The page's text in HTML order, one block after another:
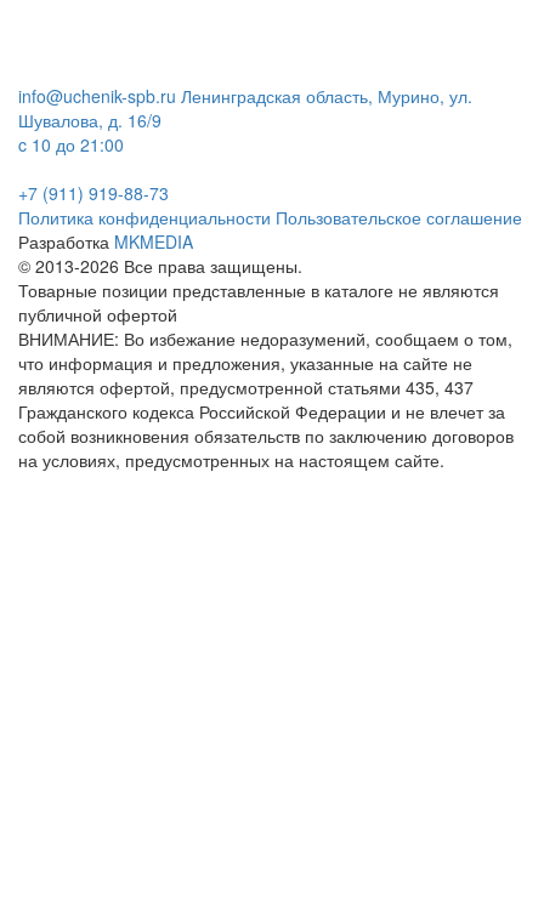
info@uchenik-spb.ru Ленинградская область, Мурино, ул.
Шувалова, д. 16/9
c 10 до 21:00
+7 (911) 919-88-73
Политика конфиденциальности Пользовательское соглашение
Разработка MKMEDIA
© 2013-2026 Все права защищены.
Товарные позиции представленные в каталоге не являются
публичной офертой
ВНИМАНИЕ: Во избежание недоразумений, сообщаем о том,
что информация и предложения, указанные на сайте не
являются офертой, предусмотренной статьями 435, 437
Гражданского кодекса Российской Федерации и не влечет за
собой возникновения обязательств по заключению договоров
на условиях, предусмотренных на настоящем сайте.